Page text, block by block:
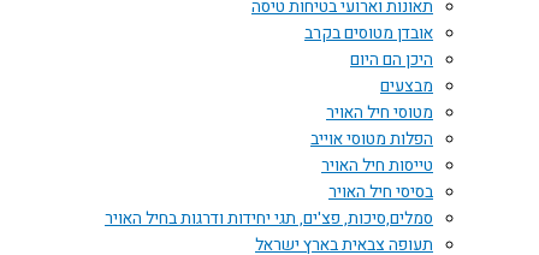
תאונות וארועי בטיחות טיסה
אובדן מטוסים בקרב
היכן הם היום
מבצעים
מטוסי חיל האויר
הפלות מטוסי אוייב
טייסות חיל האויר
בסיסי חיל האויר
סמלים,סיכות, פצ'ים, תגי יחידות ודרגות בחיל האויר
תעופה צבאית בארץ ישראל